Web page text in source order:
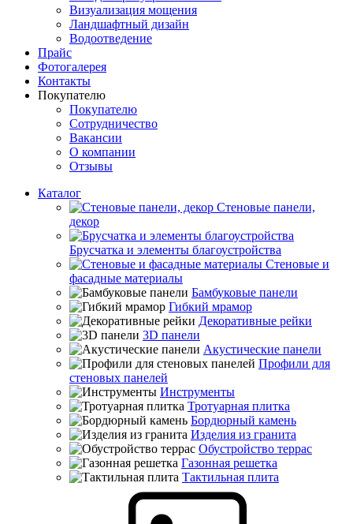
Визуализация мощения
Ландшафтный дизайн
Водоотведение
Прайс
Фотогалерея
Контакты
Покупателю
Покупателю
Сотрудничество
Вакансии
О компании
Отзывы
Каталог
Стеновые панели,
декор
Брусчатка и элементы благоустройства
Стеновые и
фасадные материалы
Бамбуковые панели
Гибкий мрамор
Декоративные рейки
3D панели
Акустические панели
Профили для
стеновых панелей
Инструменты
Тротуарная плитка
Бордюрный камень
Изделия из гранита
Обустройство террас
Газонная решетка
Тактильная плита